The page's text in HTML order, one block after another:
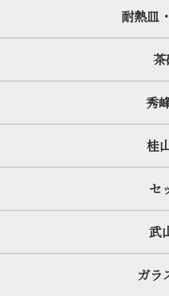
耐熱皿
茶
秀
桂
セ
武
ガラ